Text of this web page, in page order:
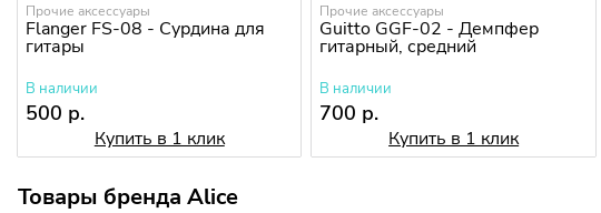
Прочие аксессуары
Flanger FS-08 - Сурдина для
гитары
В наличии
500 р.
Купить в 1 клик
Прочие аксессуары
Guitto GGF-02 - Демпфер
гитарный, средний
В наличии
700 р.
Купить в 1 клик
Товары бренда Alice